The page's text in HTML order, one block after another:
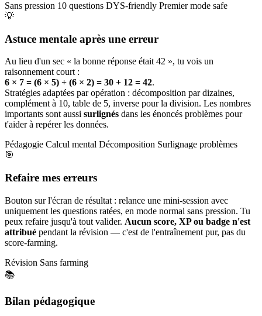
Sans pression 10 questions DYS-friendly Premier mode safe
💡
Astuce mentale après une erreur
Au lieu d'un sec « la bonne réponse était 42 », tu vois un
raisonnement court :
6 × 7 = (6 × 5) + (6 × 2) = 30 + 12 = 42.
Stratégies adaptées par opération : décomposition par dizaines,
complément à 10, table de 5, inverse pour la division. Les nombres
importants sont aussi surlignés dans les énoncés problèmes pour
t'aider à repérer les données.
Pédagogie Calcul mental Décomposition Surlignage problèmes
🎯
Refaire mes erreurs
Bouton sur l'écran de résultat : relance une mini-session avec
uniquement les questions ratées, en mode normal sans pression. Tu
peux refaire jusqu'à tout valider. Aucun score, XP ou badge n'est
attribué pendant la révision — c'est de l'entraînement pur, pas du
score-farming.
Révision Sans farming
📚
Bilan pédagogique